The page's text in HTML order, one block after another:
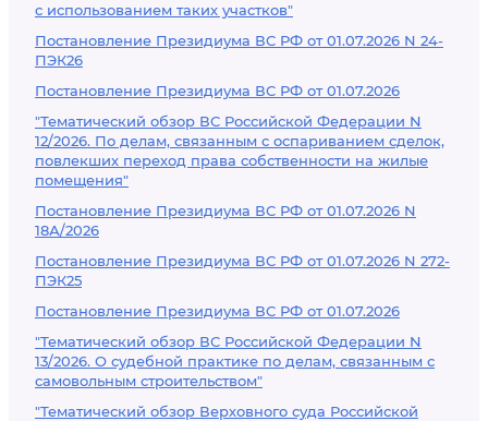
с использованием таких участков"
Постановление Президиума ВС РФ от 01.07.2026 N 24-
ПЭК26
Постановление Президиума ВС РФ от 01.07.2026
"Тематический обзор ВС Российской Федерации N
12/2026. По делам, связанным с оспариванием сделок,
повлекших переход права собственности на жилые
помещения"
Постановление Президиума ВС РФ от 01.07.2026 N
18А/2026
Постановление Президиума ВС РФ от 01.07.2026 N 272-
ПЭК25
Постановление Президиума ВС РФ от 01.07.2026
"Тематический обзор ВС Российской Федерации N
13/2026. О судебной практике по делам, связанным с
самовольным строительством"
"Тематический обзор Верховного суда Российской